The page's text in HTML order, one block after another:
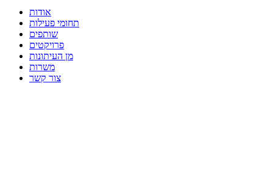
אודות
תחומי פעילות
שותפים
פרויקטים
מן העיתונות
משרות
צור קשר